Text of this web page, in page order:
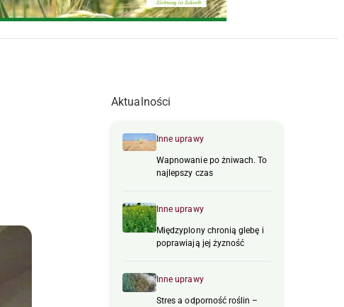
Aktualności
Inne uprawy
Wapnowanie po żniwach. To
najlepszy czas
Inne uprawy
Międzyplony chronią glebę i
poprawiają jej żyzność
Inne uprawy
Stres a odporność roślin –